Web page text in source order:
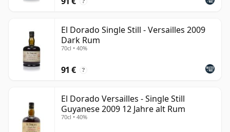
El Dorado Single Still - Versailles 2009
Dark Rum
70cl • 40%
91 € ?
El Dorado Versailles - Single Still
Guyanese 2009 12 Jahre alt Rum
70cl • 40%